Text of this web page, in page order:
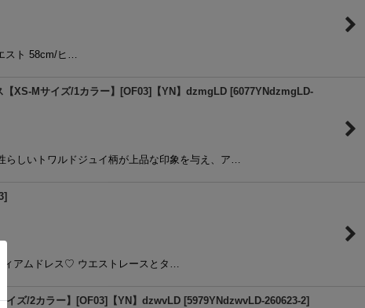
スト 58cm/ヒ…
XS-Mサイズ/1カラー】[OF03]【YN】dzmgLD [6077YNdzmgLD-
しいトワルドジュイ柄が上品な印象を与え、ア…
]
ィアムドレス♡ ウエストレースとタ…
イズ/2カラー】[OF03]【YN】dzwvLD [5979YNdzwvLD-260623-2]